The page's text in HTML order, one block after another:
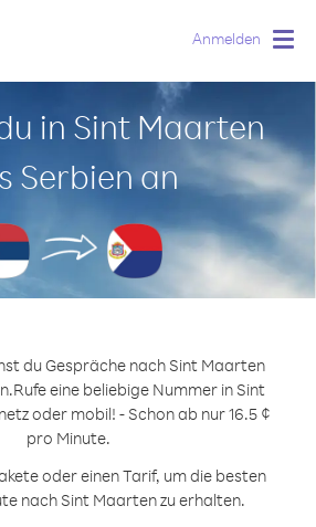
Anmelden
in Sint Maarten
Serbien an
du Gespräche nach Sint Maarten
Rufe eine beliebige Nummer in Sint
oder mobil! - Schon ab nur 16.5 ¢
pro Minute.
oder einen Tarif, um die besten
nach Sint Maarten zu erhalten.